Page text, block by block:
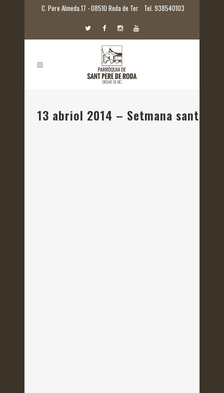
C. Pere Almeda.17 - 08510 Roda de Ter Tel. 938540103
13 abriol 2014 – Setmana santa